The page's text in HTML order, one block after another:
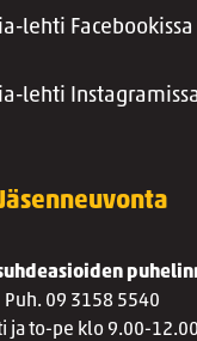
lehti Facebookissa
lehti Instagramissa
Puh. 09 3158 5540
ja to-pe klo 9.00-